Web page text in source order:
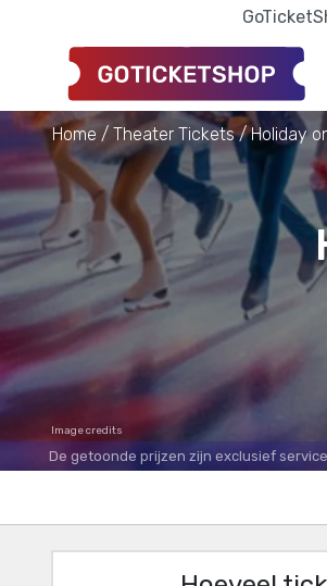
Home Theater Tickets Holiday
Image credits
De getoonde prijzen zijn exclusief